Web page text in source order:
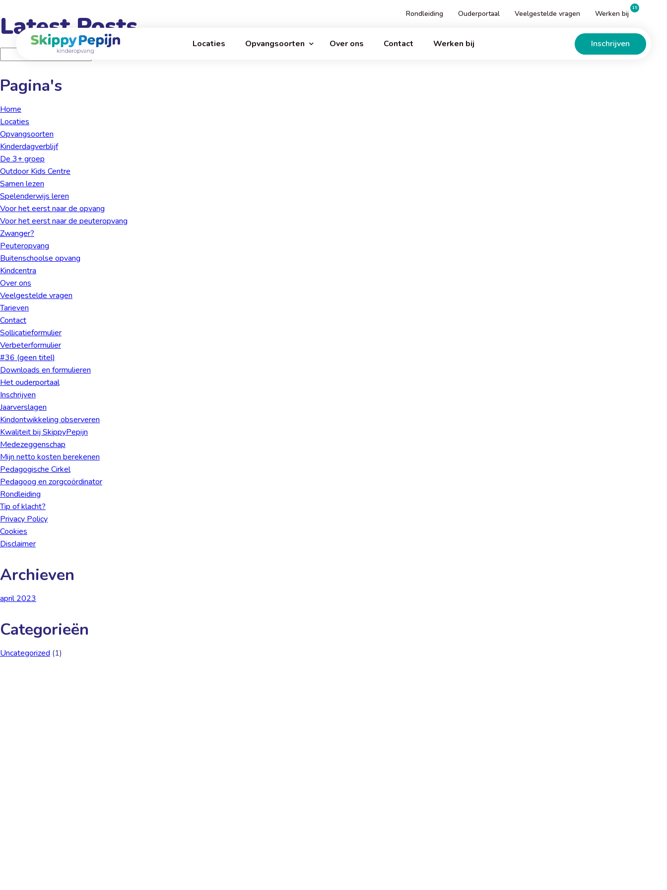
hoofdinhoud
Rondleiding Ouderportaal Veelgestelde vragen Werken bij
15
Home Locaties Opvangsoorten Over ons Contact Werken bij Inschrijven
Latest Posts
Pagina's
Home
Locaties
Opvangsoorten
Kinder­dagverblijf
De 3+ groep
Outdoor Kids Centre
Samen lezen
Spelenderwijs leren
Voor het eerst naar de opvang
Voor het eerst naar de peuteropvang
Zwanger?
Peuteropvang
Buiten­schoolse opvang
Kindcentra
Over ons
Veelgestelde vragen
Tarieven
Contact
Sollicatieformulier
Verbeterformulier
#36 (geen titel)
Downloads en formulieren
Het ouderportaal
Inschrijven
Jaarverslagen
Kindontwikkeling observeren
Kwaliteit bij SkippyPepijn
Medezeggenschap
Mijn netto kosten berekenen
Pedagogische Cirkel
Pedagoog en zorgcoördinator
Rondleiding
Tip of klacht?
Privacy Policy
Cookies
Disclaimer
Archieven
april 2023
Categorieën
Uncategorized (1)